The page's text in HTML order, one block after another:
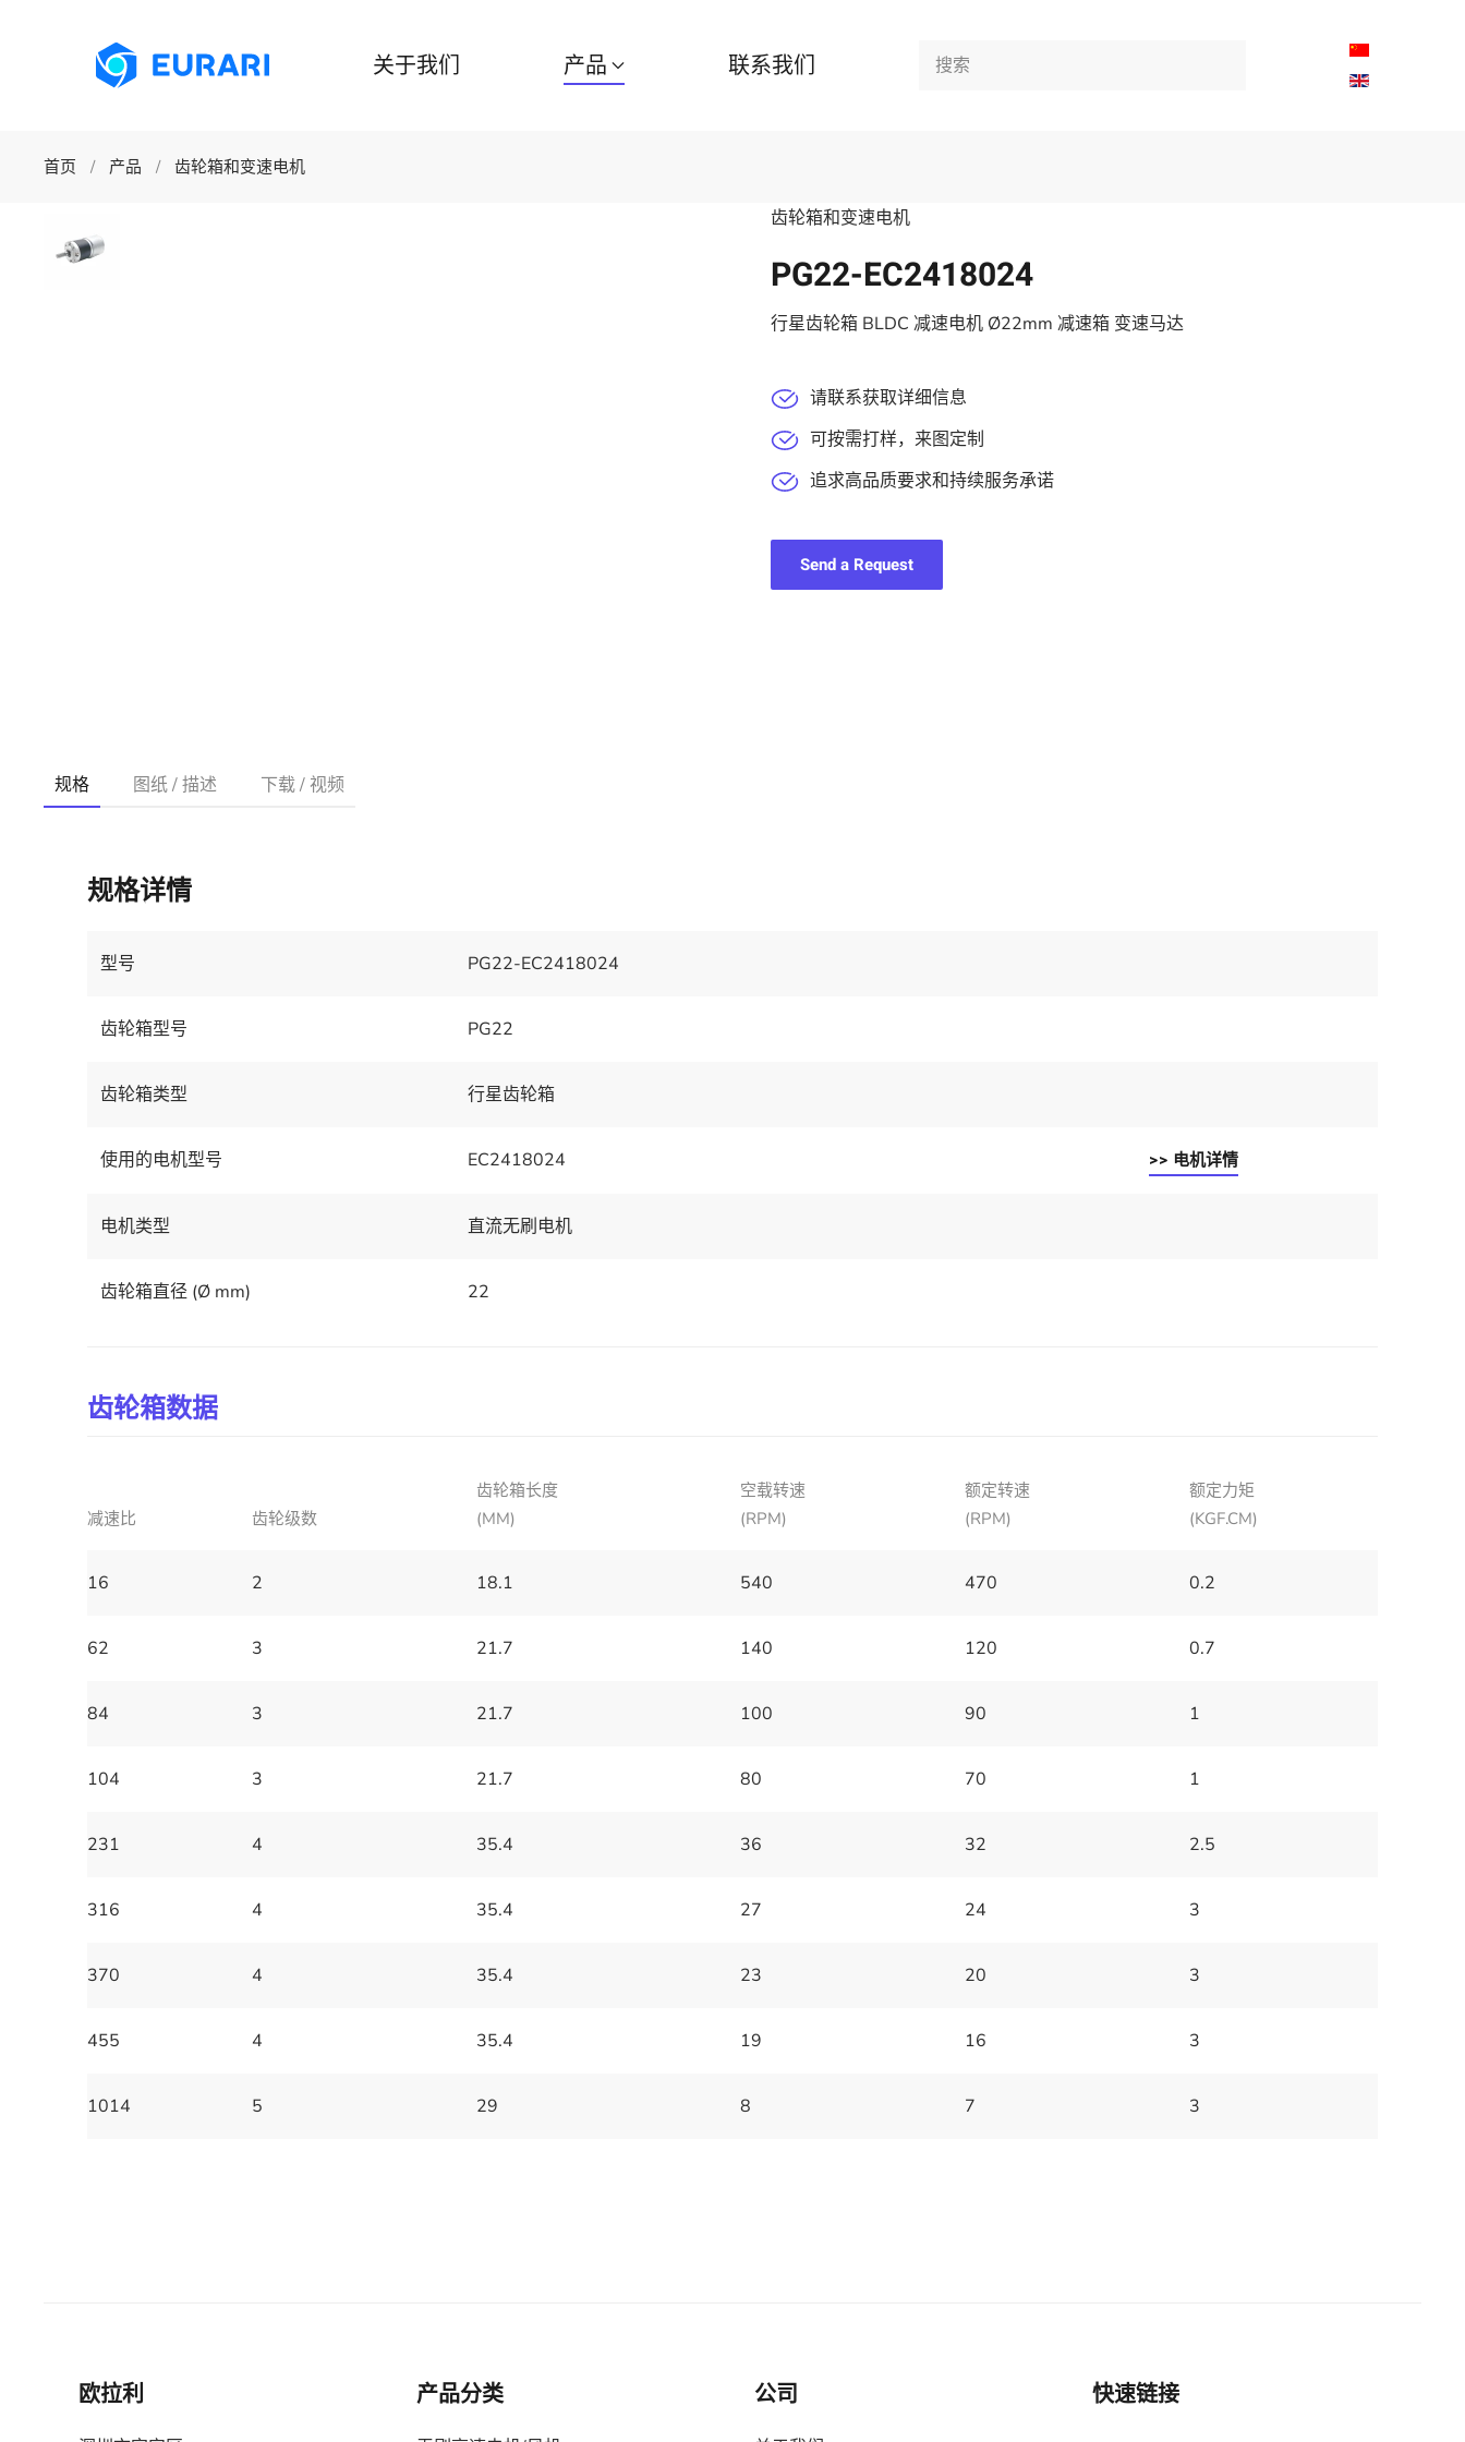
跳至主要内容 关于我们 产品 联系我们
首页 产品 齿轮箱和变速电机
齿轮箱和变速电机
PG22-EC2418024
行星齿轮箱 BLDC 减速电机 Ø22mm 减速箱 变速马达
请联系获取详细信息
可按需打样，来图定制
追求高品质要求和持续服务承诺
Send a Request
规格 图纸 / 描述 下载 / 视频
规格详情
型号 PG22-EC2418024
齿轮箱型号 PG22
齿轮箱类型 行星齿轮箱
使用的电机型号 EC2418024 >> 电机详情
电机类型 直流无刷电机
齿轮箱直径 (Ø mm) 22
齿轮箱数据
减速比 齿轮级数
齿轮箱长度
(MM)
空载转速
(RPM)
额定转速
(RPM)
额定力矩
(KGF.CM)
16 2 18.1 540 470 0.2
62 3 21.7 140 120 0.7
84 3 21.7 100 90 1
104 3 21.7 80 70 1
231 4 35.4 36 32 2.5
316 4 35.4 27 24 3
370 4 35.4 23 20 3
455 4 35.4 19 16 3
1014 5 29 8 7 3
欧拉利 产品分类 公司 快速链接